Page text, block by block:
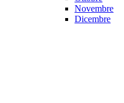
Novembre
Dicembre